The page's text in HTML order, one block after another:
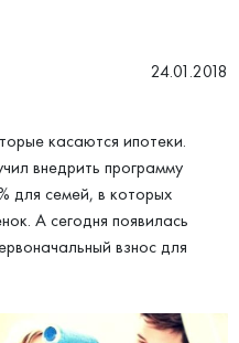
24.01.2018
касаются ипотеки.
внедрить программу
для семей, в которых
А сегодня появилась
взнос для